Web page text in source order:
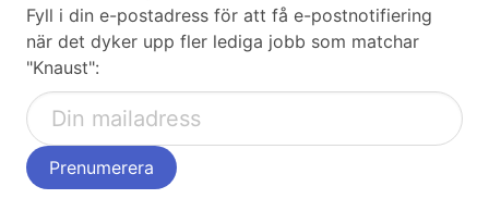
Fyll i din e-postadress för att få e-postnotifiering
när det dyker upp fler lediga jobb som matchar
"Knaust":